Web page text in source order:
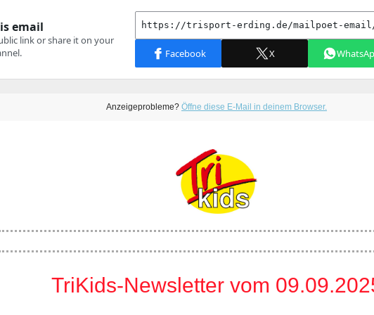
Anzeigeprobleme? Öffne diese E-Mail in deinem Browser.
TriKids-Newsletter vom